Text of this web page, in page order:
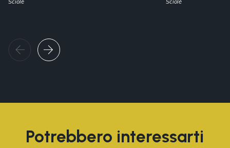
Sciolè Sciolè
Potrebbero interessarti